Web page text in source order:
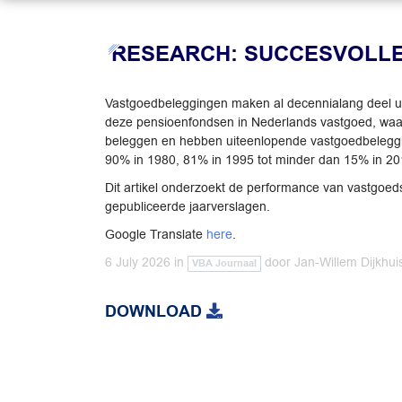
RESEARCH:
Vastgoedbeleggingen maken al decennialang deel
deze pensioenfondsen in Nederlands vastgoed,
beleggen en hebben uiteenlopende
90% in 1980, 81% in 1995 tot minder dan 15% in
Dit artikel onderzoekt de performance van
gepubliceerde jaarverslagen.
Google Translate here.
6 July 2026 in VBA Journaal doorJan-Willem
DOWNLOAD